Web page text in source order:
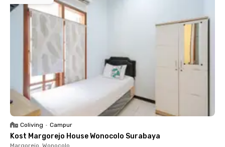
Coliving • Campur
Kost Margorejo House Wonocolo Surabaya
Margorejo, Wonocolo